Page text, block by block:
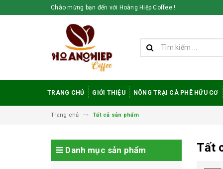
Chào mừng bạn đến với Hoàng Hiệp Coffee !
TRANG CHỦ GIỚI THIỆU NÔNG TRẠI CÀ PHÊ HỮU CƠ
Trang chủ Tất cả sản phẩm
Tất
Danh mục sản phẩm